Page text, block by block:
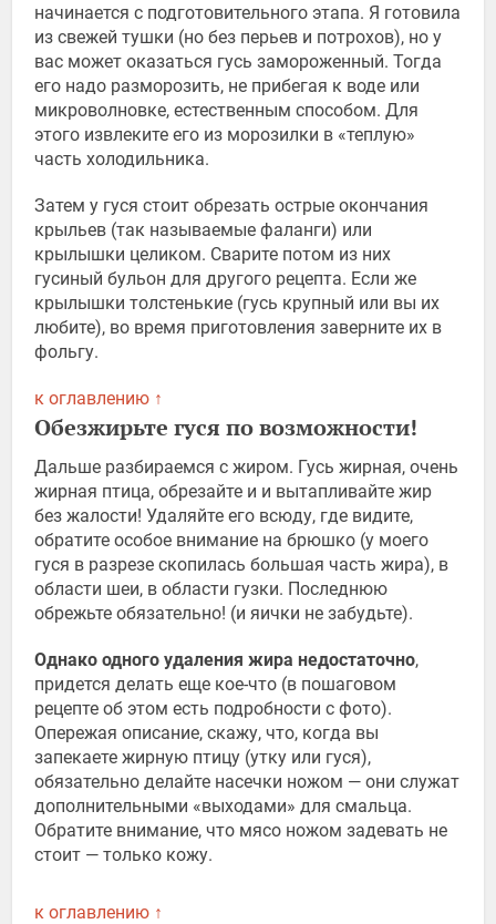
начинается с подготовительного этапа. Я готовила
из свежей тушки (но без перьев и потрохов), но у
вас может оказаться гусь замороженный. Тогда
его надо разморозить, не прибегая к воде или
микроволновке, естественным способом. Для
этого извлеките его из морозилки в «теплую»
часть холодильника.
Затем у гуся стоит обрезать острые окончания
крыльев (так называемые фаланги) или
крылышки целиком. Сварите потом из них
гусиный бульон для другого рецепта. Если же
крылышки толстенькие (гусь крупный или вы их
любите), во время приготовления заверните их в
фольгу.
к оглавлению ↑
Обезжирьте гуся по возможности!
Дальше разбираемся с жиром. Гусь жирная, очень
жирная птица, обрезайте и и вытапливайте жир
без жалости! Удаляйте его всюду, где видите,
обратите особое внимание на брюшко (у моего
гуся в разрезе скопилась большая часть жира), в
области шеи, в области гузки. Последнюю
обрежьте обязательно! (и яички не забудьте).
Однако одного удаления жира недостаточно,
придется делать еще кое-что (в пошаговом
рецепте об этом есть подробности с фото).
Опережая описание, скажу, что, когда вы
запекаете жирную птицу (утку или гуся),
обязательно делайте насечки ножом — они служат
дополнительными «выходами» для смальца.
Обратите внимание, что мясо ножом задевать не
стоит — только кожу.
к оглавлению ↑